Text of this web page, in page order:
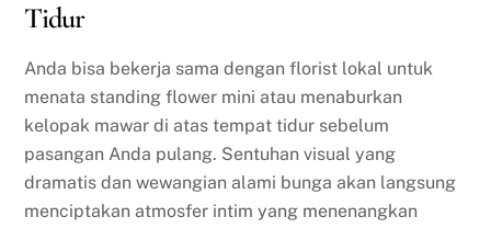
Tidur
Anda bisa bekerja sama dengan florist lokal untuk
menata standing flower mini atau menaburkan
kelopak mawar di atas tempat tidur sebelum
pasangan Anda pulang. Sentuhan visual yang
dramatis dan wewangian alami bunga akan langsung
menciptakan atmosfer intim yang menenangkan